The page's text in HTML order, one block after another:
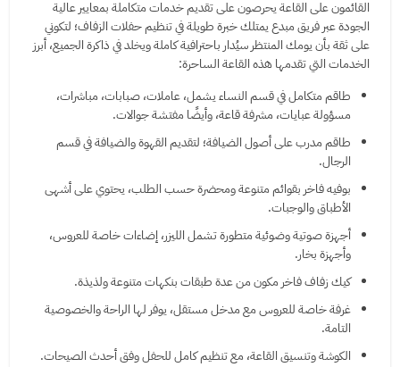
القائمون على القاعة يحرصون على تقديم خدمات متكاملة بمعايير عالية
الجودة عبر فريق مبدع يمتلك خبرة طويلة في تنظيم حفلات الزفاف؛ لتكوني
على ثقة بأن يومك المنتظر سيُدار باحترافية كاملة ويخلد في ذاكرة الجميع، أبرز
الخدمات التي تقدمها هذه القاعة الساحرة:
طاقم متكامل في قسم النساء يشمل، عاملات، صبابات، مباشرات،
مسؤولة عبايات، مشرفة قاعة، وأيضًا مفتشة جوالات.
طاقم مدرب على أصول الضيافة؛ لتقديم القهوة والضيافة في قسم
الرجال.
بوفيه فاخر بقوائم متنوعة ومحضرة حسب الطلب، يحتوي على أشهى
الأطباق والوجبات.
أجهزة صوتية وضوئية متطورة تشمل الليزر، إضاءات خاصة للعروس،
وأجهزة بخار.
كيك زفاف فاخر مكون من عدة طبقات بنكهات متنوعة ولذيذة.
غرفة خاصة للعروس مع مدخل مستقل، يوفر لها الراحة والخصوصية
التامة.
الكوشة وتنسيق القاعة، مع تنظيم كامل للحفل وفق أحدث الصيحات.